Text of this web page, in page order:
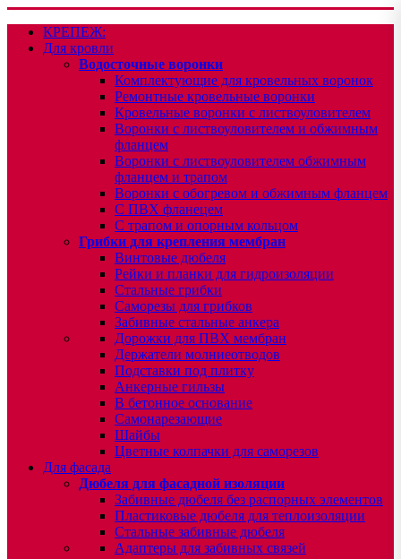
КРЕПЕЖ:
Для кровли
Водосточные воронки
Комплектующие для кровельных воронок
Ремонтные кровельные воронки
Кровельные воронки с листвоуловителем
Воронки с листвоуловителем и обжимным
фланцем
Воронки с листвоуловителем обжимным
фланцем и трапом
Воронки с обогревом и обжимным фланцем
С ПВХ фланецем
С трапом и опорным кольцом
Грибки для крепления мембран
Винтовые дюбеля
Рейки и планки для гидроизоляции
Стальные грибки
Саморезы для грибков
Забивные стальные анкера
Дорожки для ПВХ мембран
Держатели молниеотводов
Подставки под плитку
Анкерные гильзы
В бетонное основание
Самонарезающие
Шайбы
Цветные колпачки для саморезов
Для фасада
Дюбеля для фасадной изоляции
Забивные дюбеля без распорных элементов
Пластиковые дюбеля для теплоизоляции
Стальные забивные дюбеля
Адаптеры для забивных связей